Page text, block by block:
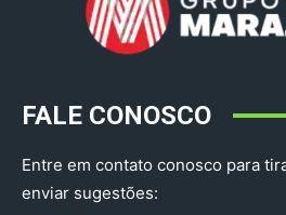
FALE CONOSCO
Entre em contato conosco para
enviar sugestões: